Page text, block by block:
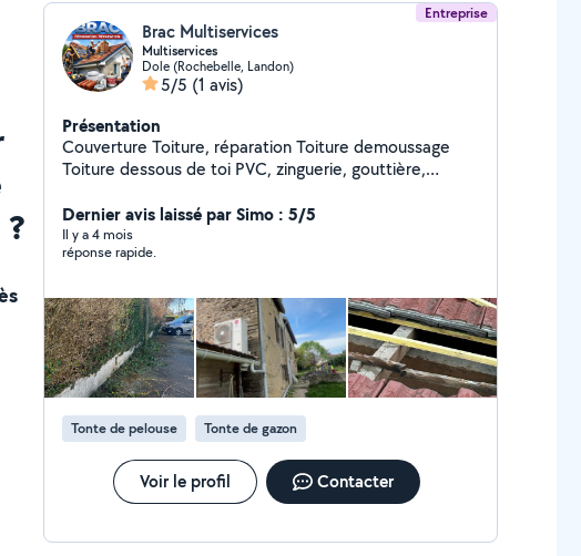
Entreprise
Brac Multiservices
Multiservices
Dole (Rochebelle, Landon)
5/5 (1 avis)
Présentation
Couverture Toiture, réparation Toiture demoussage
Toiture dessous de toi PVC, zinguerie, gouttière,
d'intérieur, travaux d'espaces verts autres, travaux sur
demande
Dernier avis laissé par Simo : 5/5
Il y a 4 mois
réponse rapide.
Tonte de pelouse Tonte de gazon
Voir le profil Contacter